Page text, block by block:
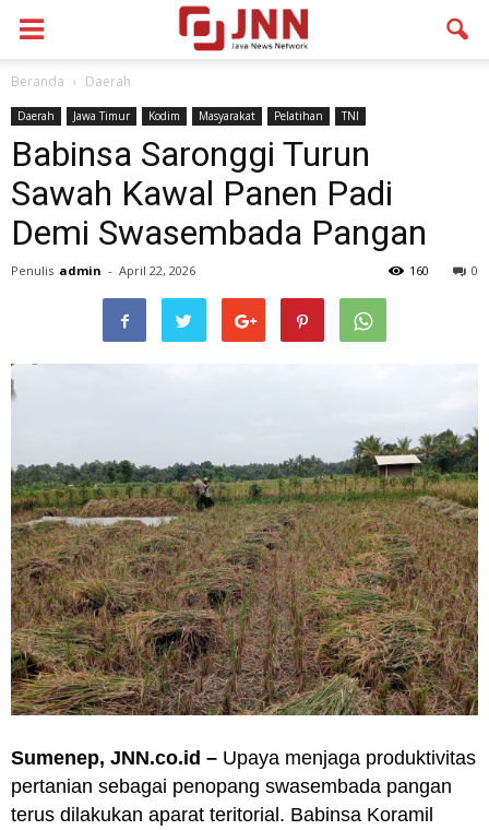
Beranda Daerah
Daerah Jawa Timur Kodim Masyarakat Pelatihan TNI
Babinsa Saronggi Turun
Sawah Kawal Panen Padi
Demi Swasembada Pangan
Penulis admin - April 22, 2026 0
160
Sumenep, JNN.co.id – Upaya menjaga produktivitas
pertanian sebagai penopang swasembada pangan
terus dilakukan aparat teritorial. Babinsa Koramil